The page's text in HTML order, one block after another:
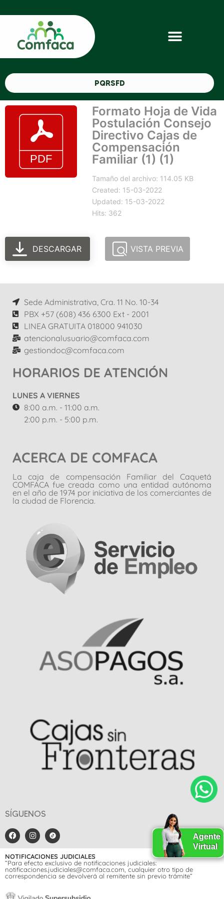
PQRSFD
Formato Hoja de Vida
Postulación Consejo
Directivo Cajas de
Compensación
Familiar (1) (1)
Tamaño del archivo: 114.05 KB
Created: 15-03-2022
Updated: 15-03-2022
Hits: 362
DESCARGAR VISTA PREVIA
Sede Administrativa, Cra. 11 No. 10-34
PBX +57 (608) 436 6300 Ext - 2001
LINEA GRATUITA 018000 941030
atencionalusuario@comfaca.com
gestiondoc@comfaca.com
HORARIOS DE ATENCIÓN
LUNES A VIERNES
8:00 a.m. - 11:00 a.m.
2:00 p.m. - 5:00 p.m.
ACERCA DE COMFACA
La caja de compensación Familiar del Caquetá
COMFACA fue creada como una entidad autónoma
en el año de 1974 por iniciativa de los comerciantes de
la ciudad de Florencia.
SÍGUENOS
NOTIFICACIONES JUDICIALES
“Para efecto exclusivo de notificaciones judiciales:
notificaciones.judiciales@comfaca.com, cualquier otro tipo de
correspondencia se devolverá al remitente sin previo trámite”
Agente
Virtual